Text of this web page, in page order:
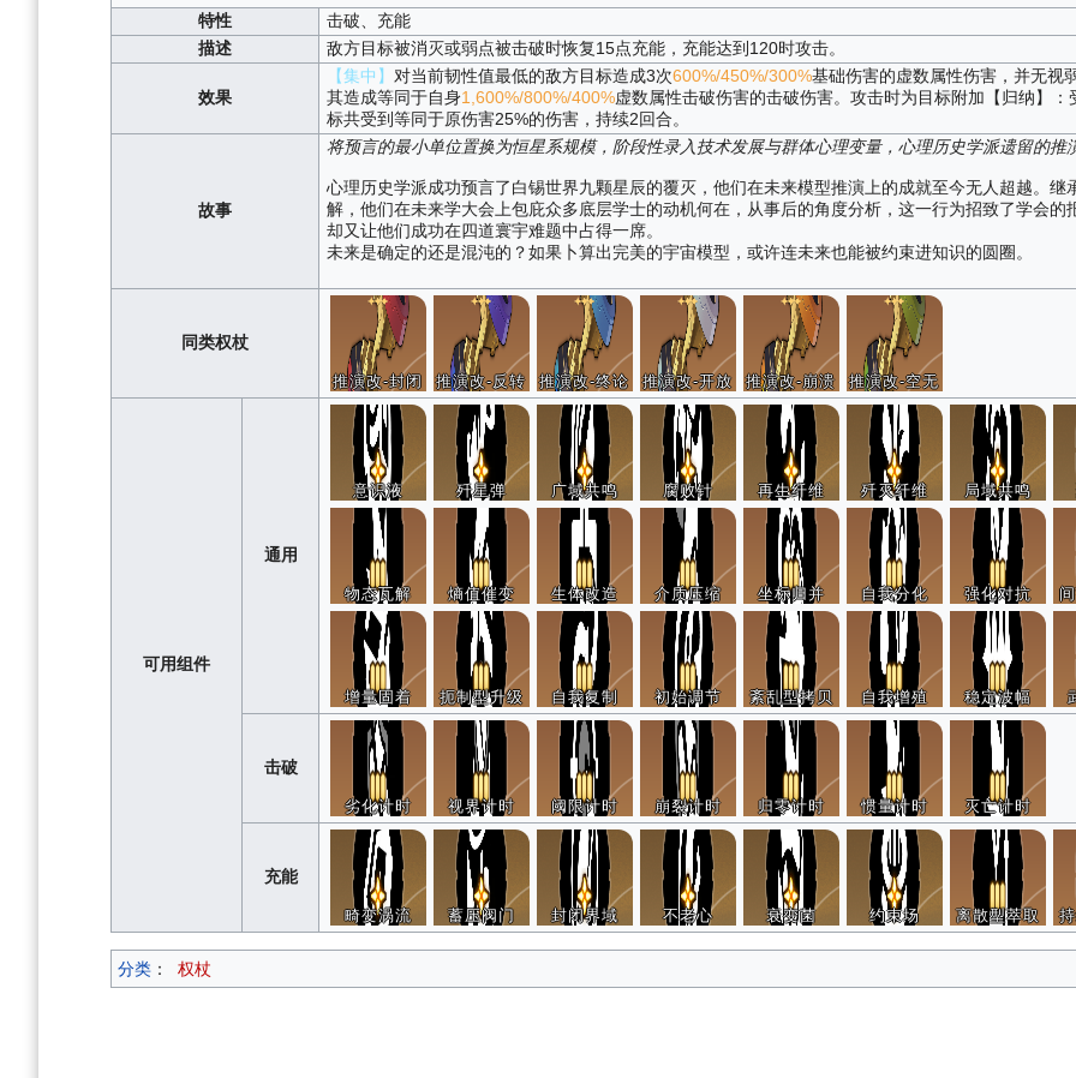
特性
击破、充能
描述
敌方目标被消灭或弱点被击破时恢复15点充能，充能达到120时攻击。
效果
【集中】 对当前韧性值最低的敌方目标造成3次600%/450%/300%基础伤害的虚数属性伤害，并无视
其造成等同于自身1,600%/800%/400%虚数属性击破伤害的击破伤害。攻击时为目标附加【归纳】
标共受到等同于原伤害25%的伤害，持续2回合。
故事
将预言的最小单位置换为恒星系规模，阶段性录入技术发展与群体心理变量，心理历史学派遗留的推
心理历史学派成功预言了白锡世界九颗星辰的覆灭，他们在未来模型推演上的成就至今无人超越。
解，他们在未来学大会上包庇众多底层学士的动机何在，从事后的角度分析，这一行为招致了学会
却又让他们成功在四道寰宇难题中占得一席。
未来是确定的还是混沌的？如果卜算出完美的宇宙模型，或许连未来也能被约束进知识的圆圈。
同类权杖
推演改-封闭 推演改-反转 推演改-终论 推演改-开放 推演改-崩溃 推演改-空无
可用组件
通用
意识液 歼星弹 广域共鸣 腐败针 再生纤维 歼灭纤维 局域共鸣
物态瓦解 熵值催变 生体改造 介质压缩 坐标归并 自我分化 强化对抗
增量固着 扼制型升级 自我复制 初始调节 紊乱型拷贝 自我增殖 稳定波幅
击破
劣化计时 视界计时 阈限计时 崩裂计时 归零计时 惯量计时 灭亡计时
充能
畸变涡流 蓄压阀门 封闭界域 不老心 衰变菌 约束场 离散型萃取
分类 ： 权杖